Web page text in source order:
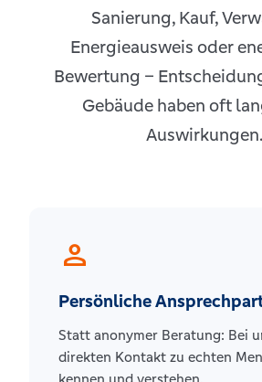
Sanierung, Kauf,
Energieausweis oder
Bewertung –
Gebäude haben oft
Auswirkungen.
person
Persönliche
Statt anonymer Beratung: Bei
direkten Kontakt zu echten